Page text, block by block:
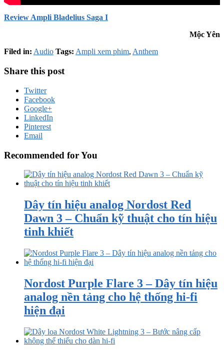
Review Ampli Bladelius Saga I
Mộc Yên
Filed in: Audio Tags: Ampli xem phim, Anthem
Share this post
Twitter
Facebook
Google+
LinkedIn
Pinterest
Email
Recommended for You
Dây tín hiệu analog Nordost Red
Dawn 3 – Chuẩn kỹ thuật cho tín hiệu
tinh khiết
Nordost Purple Flare 3 – Dây tín hiệu
analog nền tảng cho hệ thống hi-fi
hiện đại